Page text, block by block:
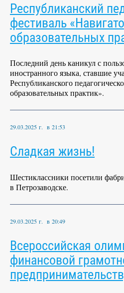
Республиканский
фестиваль
образовательных
Последний день каникул с
иностранного языка, ставшие
Республиканского
образовательных практик».
29.03.2025 г. в 21:53
Сладкая жизнь!
Шестиклассники посетили
в Петрозаводске.
29.03.2025 г. в 20:49
Всероссийская
финансовой